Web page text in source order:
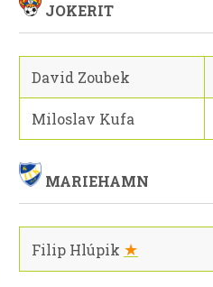
JOKERIT
David Zoubek
Miloslav Kufa
MARIEHAMN
Filip Hlúpik ★